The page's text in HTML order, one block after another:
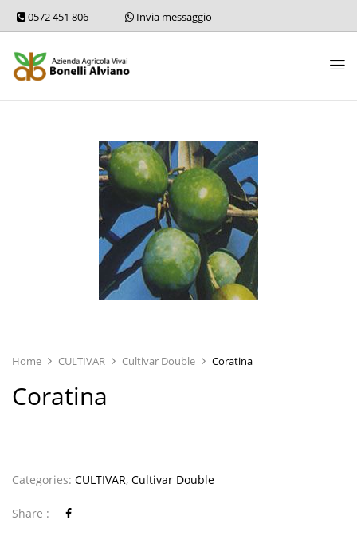
0572 451 806 Invia messaggio
Home CULTIVAR Cultivar Double Coratina
Coratina
Categories: CULTIVAR, Cultivar Double
Share :